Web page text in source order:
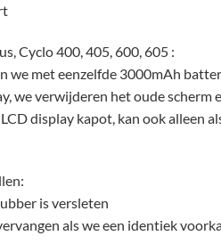
Cyclo 400, 405, 600, 605 :
we met eenzelfde 3000mAh
we verwijderen het oude scherm
display kapot, kan ook alleen
is versleten
als we een identiek